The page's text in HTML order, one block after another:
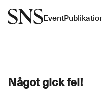
Event
Något gick fel!